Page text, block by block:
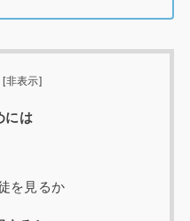
[非表示]
には
を見るか